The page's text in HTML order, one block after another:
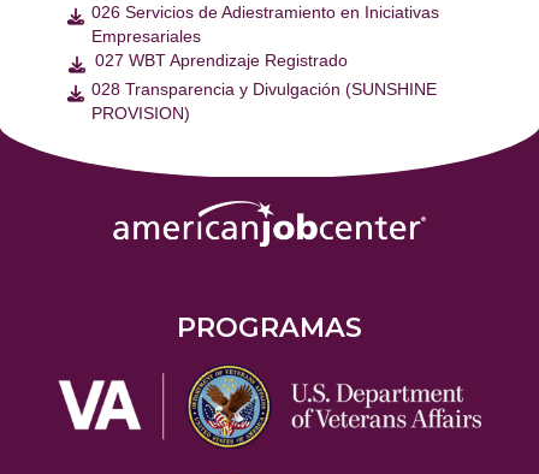
 026 Servicios de Adiestramiento en Iniciativas
Empresariales
 027 WBT Aprendizaje Registrado
 028 Transparencia y Divulgación (SUNSHINE
PROVISION)
PROGRAMAS